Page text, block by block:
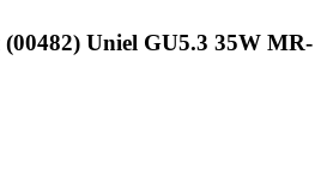
Uniel GU5.3 35W MR-